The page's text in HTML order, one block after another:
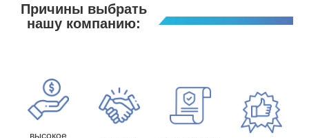
Причины выбрать
нашу компанию:
высокое